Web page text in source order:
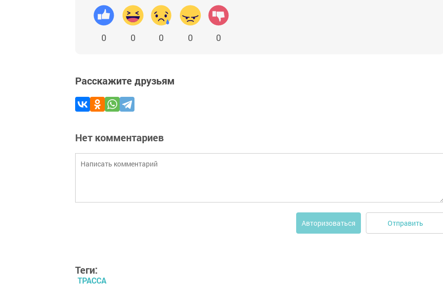
0 0 0 0 0
Расскажите друзьям
Нет комментариев
Авторизоваться Отправить
Теги:
ТРАССА